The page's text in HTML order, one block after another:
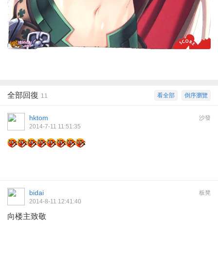
倒序瀏覽
看全部
全部回復 11
沙發
hktom
2014-7-11 11:51:35
板凳
bidai
2014-8-11 12:41:40
向楼主致敬